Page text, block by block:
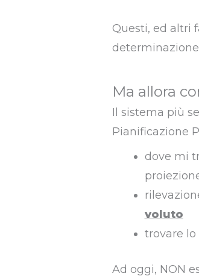
Questi, ed altri
Ma allora
Il sistema più
Pianificazione
dove mi
voluto
trovare
Ad oggi, NON